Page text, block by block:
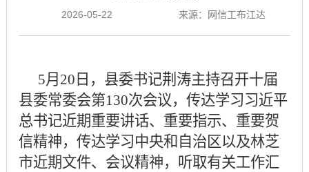
2026-05-22
来源：网信工布江达
5月20日，县委书记荆涛主持召开十届
县委常委会第130次会议，传达学习习近平
总书记近期重要讲话、重要指示、重要贺
信精神，传达学习中央和自治区以及林芝
市近期文件、会议精神，听取有关工作汇